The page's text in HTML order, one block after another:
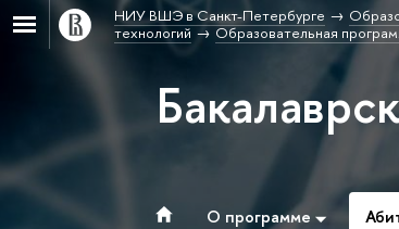
НИУ ВШЭ в Санкт-Петербурге
технологий
Образовательная
О программе